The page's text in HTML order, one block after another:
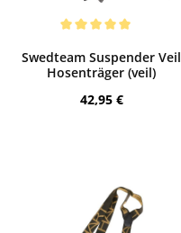
Swedteam Suspender Veil
Hosenträger (veil)
Regulärer Preis:
42,95 €